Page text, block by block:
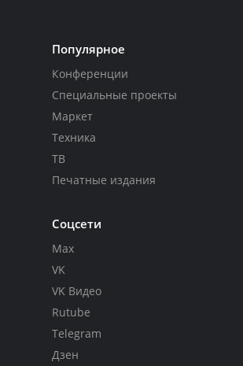
Популярное
Конференции
Специальные проекты
Маркет
Техника
ТВ
Печатные издания
Соцсети
Max
VK
VK Видео
Rutube
Telegram
Дзен